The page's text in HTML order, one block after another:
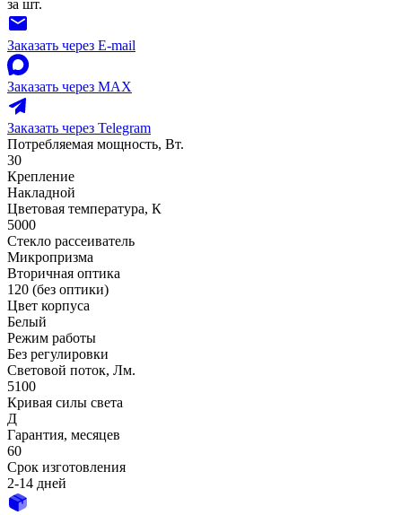
за шт.
Заказать через E-mail
Заказать через MAX
Заказать через Telegram
Потребляемая мощность, Вт.
30
Крепление
Накладной
Цветовая температура, К
5000
Стекло рассеиватель
Микропризма
Вторичная оптика
120 (без оптики)
Цвет корпуса
Белый
Режим работы
Без регулировки
Световой поток, Лм.
5100
Кривая силы света
Д
Гарантия, месяцев
60
Срок изготовления
2-14 дней